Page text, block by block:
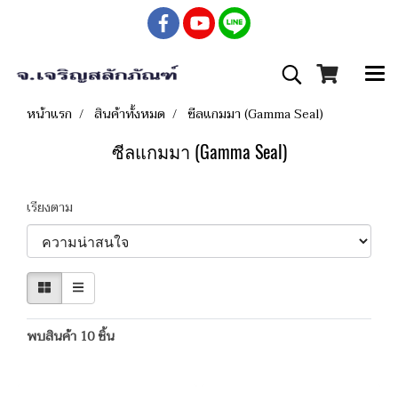
หน้าแรก สินค้าทั้งหมด ซีลแกมมา (Gamma Seal)
ซีลแกมมา (Gamma Seal)
เรียงตาม
พบสินค้า 10 ชิ้น